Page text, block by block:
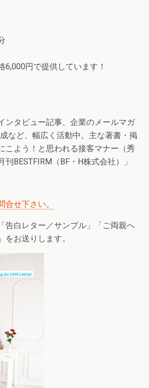
円で提供しています！
ンタビュー記事、企業のメールマガ
など、幅広く活動中。主な著書・掲
こよう！と思われる接客マナー（秀
BESTFIRM（BF・H株式会社）」
合せ下さい。
告白レター／サンプル」「ご両親へ
をお送りします。